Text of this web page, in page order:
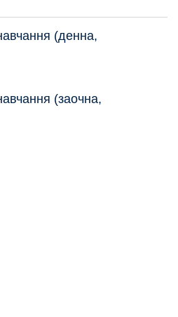
(денна,
(заочна,